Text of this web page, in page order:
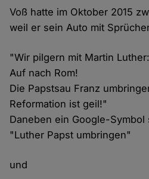
Voß hatte im Oktober 2015
weil er sein Auto mit
"Wir pilgern mit Martin Luther:
Auf nach Rom!
Die Papstsau Franz
Reformation ist geil!"
Daneben ein Google-
"Luther Papst umbringen"
und